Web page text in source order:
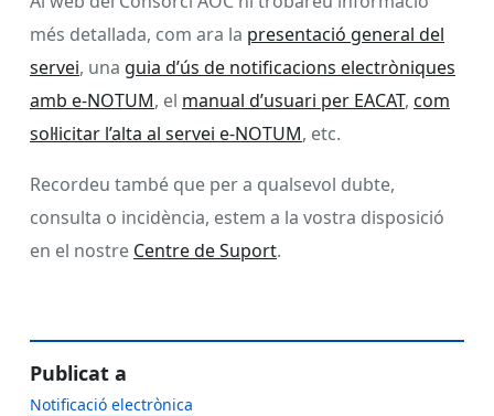
més detallada, com ara la presentació general del
servei, una guia d’ús de notificacions electròniques
amb e-NOTUM, el manual d’usuari per EACAT, com
sol·licitar l’alta al servei e-NOTUM, etc.
Recordeu també que per a qualsevol dubte,
consulta o incidència, estem a la vostra disposició
en el nostre Centre de Suport.
Publicat a
Notificació electrònica